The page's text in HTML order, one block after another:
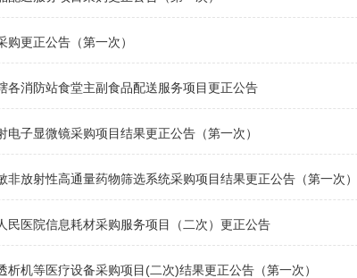
更正公告（第一次）
各消防站食堂主副食品配送服务项目更正公告
子显微镜采购项目结果更正公告（第一次）
非放射性高通量药物筛选系统采购项目结果更正公告（第一次）
民医院信息耗材采购服务项目（二次）更正公告
析机等医疗设备采购项目(二次)结果更正公告（第一次）